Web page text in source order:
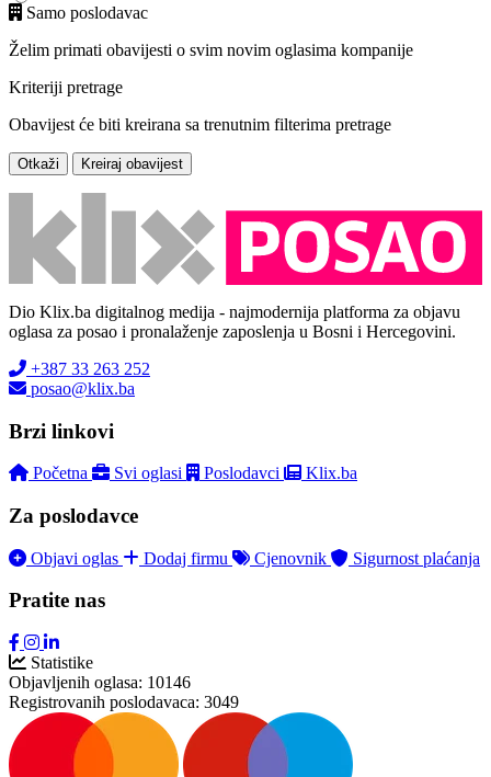
Samo poslodavac
Želim primati obavijesti o svim novim oglasima kompanije
Kriteriji pretrage
Obavijest će biti kreirana sa trenutnim filterima pretrage
Otkaži Kreiraj obavijest
Dio Klix.ba digitalnog medija - najmodernija platforma za objavu
oglasa za posao i pronalaženje zaposlenja u Bosni i Hercegovini.
+387 33 263 252
posao@klix.ba
Brzi linkovi
Početna Svi oglasi Poslodavci Klix.ba
Za poslodavce
Objavi oglas Dodaj firmu Cjenovnik Sigurnost plaćanja
Pratite nas
Statistike
Objavljenih oglasa: 10146
Registrovanih poslodavaca: 3049